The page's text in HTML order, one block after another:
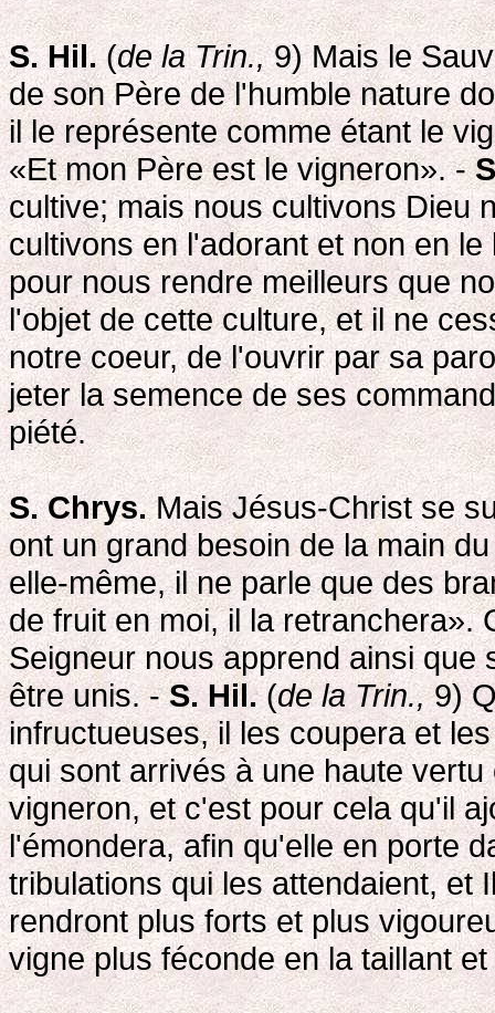
S. Hil.(de la Trin.,9) Mais le
de son Père de l'humble nature
il le représente comme étant le
«Et mon Père est le vigneron». -
cultive; mais nous cultivons Dieu
cultivons en l'adorant et non en
pour nous rendre meilleurs que
l'objet de cette culture, et il ne
notre coeur, de l'ouvrir par sa
jeter la semence de ses
piété.
S. Chrys.Mais Jésus-Christ se
ont un grand besoin de la main
elle-même, il ne parle que des
de fruit en moi, il la retranchera».
Seigneur nous apprend ainsi
être unis. -S. Hil.(de la Trin.,9)
infructueuses, il les coupera et
qui sont arrivés à une haute
vigneron, et c'est pour cela qu'il
l'émondera, afin qu'elle en porte
tribulations qui les attendaient, et
rendront plus forts et plus
vigne plus féconde en la taillant